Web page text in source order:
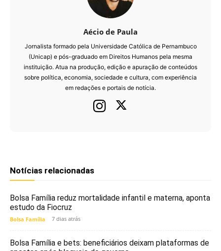
Aécio de Paula
Jornalista formado pela Universidade Católica de Pernambuco
(Unicap) e pós-graduado em Direitos Humanos pela mesma
instituição. Atua na produção, edição e apuração de conteúdos
sobre política, economia, sociedade e cultura, com experiência
em redações e portais de notícia.
Notícias relacionadas
Bolsa Família reduz mortalidade infantil e materna, aponta
estudo da Fiocruz
Bolsa Família 7 dias atrás
Bolsa Família e bets: beneficiários deixam plataformas de